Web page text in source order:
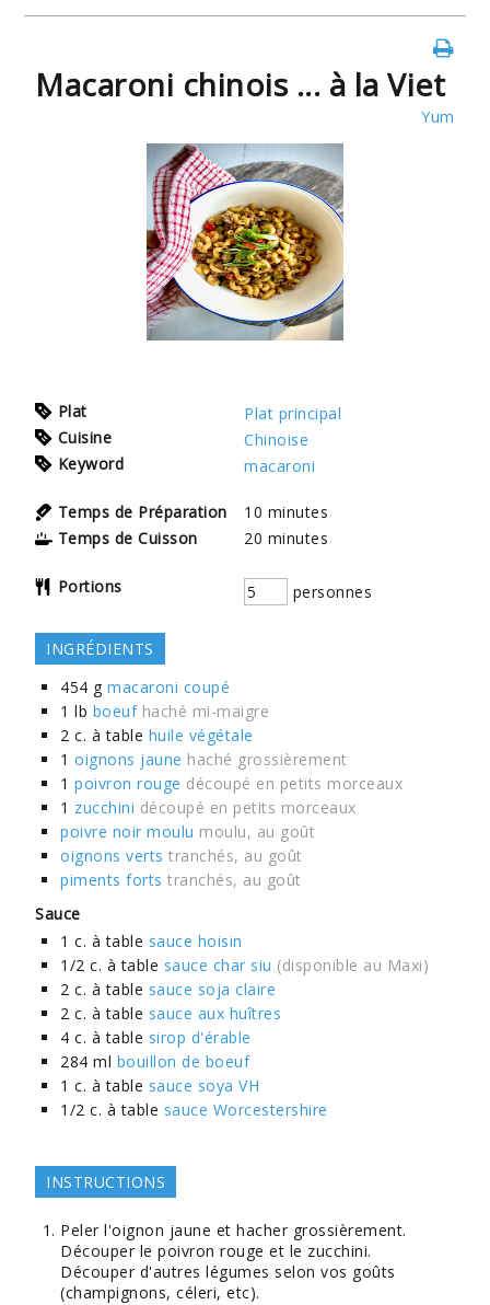
Macaroni chinois ... à la Viet
Yum
Plat
Plat principal
Cuisine
Chinoise
Keyword
macaroni
Temps de Préparation 10 minutes
Temps de Cuisson
20 minutes
Portions personnes
INGRÉDIENTS
454 g macaroni coupé
1 lb boeuf haché mi-maigre
2 c. à table huile végétale
1 oignons jaune haché grossièrement
1 poivron rouge découpé en petits morceaux
1 zucchini découpé en petits morceaux
poivre noir moulu moulu, au goût
oignons verts tranchés, au goût
piments forts tranchés, au goût
Sauce
1 c. à table sauce hoisin
1/2 c. à table sauce char siu (disponible au Maxi)
2 c. à table sauce soja claire
2 c. à table sauce aux huîtres
4 c. à table sirop d'érable
284 ml bouillon de boeuf
1 c. à table sauce soya VH
1/2 c. à table sauce Worcestershire
INSTRUCTIONS
Peler l'oignon jaune et hacher grossièrement.
Découper le poivron rouge et le zucchini.
Découper d'autres légumes selon vos goûts
(champignons, céleri, etc).